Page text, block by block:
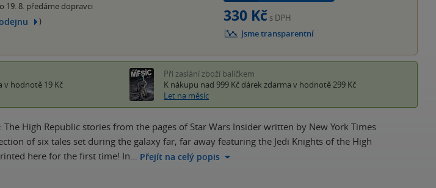
19. 8. předáme dopravci
) 330 Kč s DPH
Jsme transparentní
v hodnotě 19 Kč
Při zaslání zboží balíčkem
K nákupu nad 999 Kč dárek zdarma v hodnotě 299 Kč
Let na měsíc
High Republic stories from the pages of Star Wars Insider written by New York Times
of six tales set during the galaxy far, far away featuring the Jedi Knights of the High
here for the first time! In… Přejít na celý popis